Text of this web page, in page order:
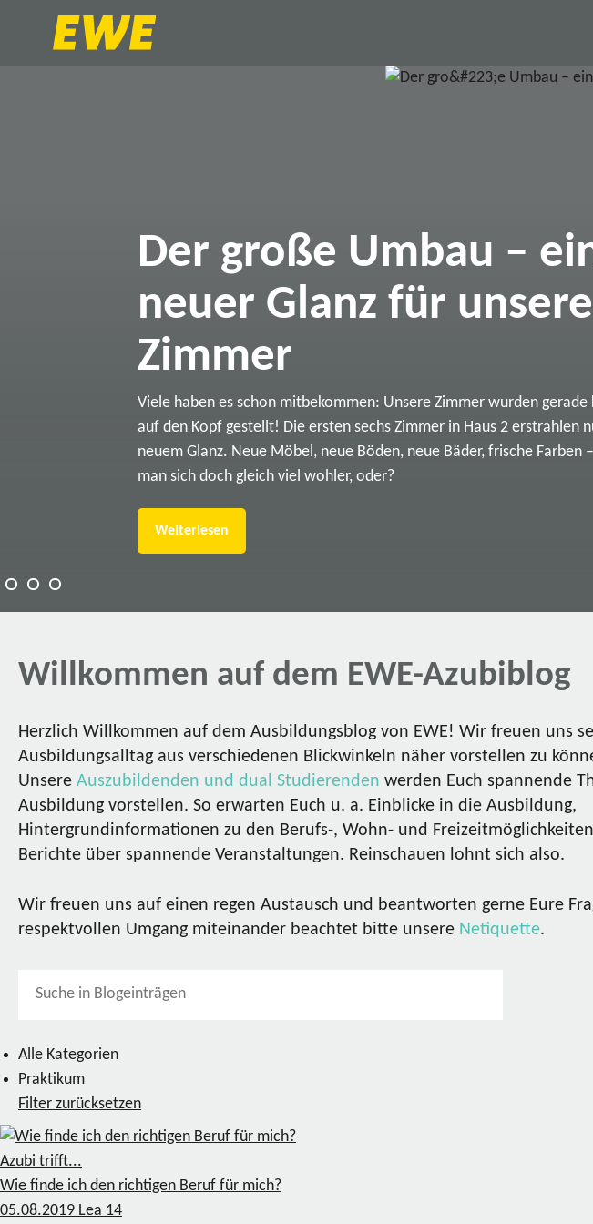
Der große Umbau –
neuer Glanz für unsere
Zimmer
Viele haben es schon mitbekommen: Unsere Zimmer wurden
auf den Kopf gestellt! Die ersten sechs Zimmer in Haus 2 erstrahlen
neuem Glanz. Neue Möbel, neue Böden, neue Bäder, frische Farben
man sich doch gleich viel wohler, oder?
Weiterlesen
Willkommen auf dem EWE-Azubiblog
Herzlich Willkommen auf dem Ausbildungsblog von EWE! Wir freuen uns
Ausbildungsalltag aus verschiedenen Blickwinkeln näher vorstellen zu
Unsere Auszubildenden und dual Studierenden werden Euch spannende
Ausbildung vorstellen. So erwarten Euch u. a. Einblicke in die Ausbildung,
Hintergrundinformationen zu den Berufs-, Wohn- und
Berichte über spannende Veranstaltungen. Reinschauen lohnt sich also.
Wir freuen uns auf einen regen Austausch und beantworten gerne Eure
respektvollen Umgang miteinander beachtet bitte unsere Netiquette.
Alle Kategorien
Praktikum
Filter zurücksetzen
Azubi trifft...
Wie finde ich den richtigen Beruf für mich?
05.08.2019 Lea 14